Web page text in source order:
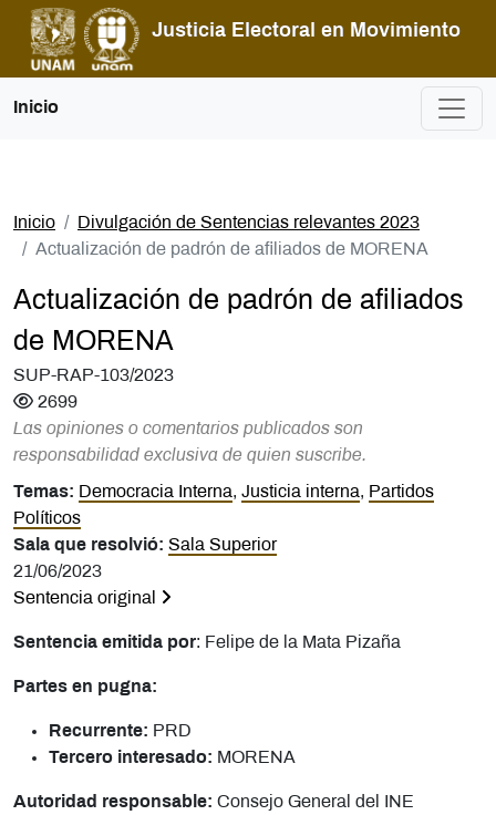
Justicia Electoral en Movimiento
Inicio
Inicio
Divulgación de Sentencias relevantes 2023
Actualización de padrón de afiliados de MORENA
Actualización de padrón de afiliados
de MORENA
SUP-RAP-103/2023
2699
Las opiniones o comentarios publicados son
responsabilidad exclusiva de quien suscribe.
Temas: Democracia Interna, Justicia interna, Partidos
Políticos
Sala que resolvió: Sala Superior
21/06/2023
Sentencia original
Sentencia emitida por: Felipe de la Mata Pizaña
Partes en pugna:
Recurrente: PRD
Tercero interesado: MORENA
Autoridad responsable: Consejo General del INE